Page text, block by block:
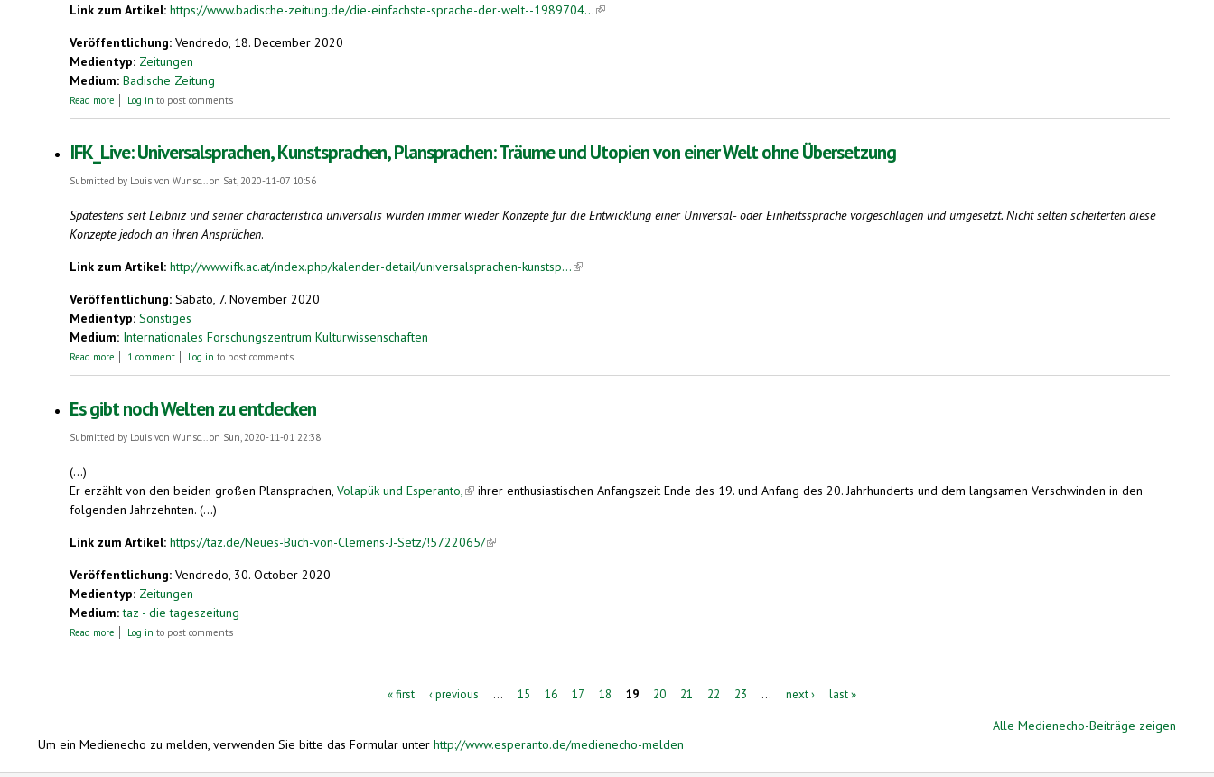
Link zum Artikel: https://www.badische-zeitung.de/die-einfachste-sprache-der-welt--1989704...(link is external)
Veröffentlichung: Vendredo, 18. December 2020
Medientyp: Zeitungen
Medium: Badische Zeitung
Read more about Die einfachste Sprache der Welt
Log in to post comments
IFK_Live: Universalsprachen, Kunstsprachen, Plansprachen: Träume und Utopien von einer Welt ohne Übersetzung
Submitted by Louis von Wunsc... on Sat, 2020-11-07 10:56
Spätestens seit Leibniz und seiner characteristica universalis wurden immer wieder Konzepte für die Entwicklung einer Universal- oder Einheitssprache vorgeschlagen und umgesetzt. Nicht selten scheiterten diese
Konzepte jedoch an ihren Ansprüchen.
Link zum Artikel: http://www.ifk.ac.at/index.php/kalender-detail/universalsprachen-kunstsp...(link is external)
Veröffentlichung: Sabato, 7. November 2020
Medientyp: Sonstiges
Medium: Internationales Forschungszentrum Kulturwissenschaften
Read more about IFK_Live: Universalsprachen, Kunstsprachen, Plansprachen: Träume und Utopien von einer Welt ohne Übersetzung
1 comment Log in to post comments
Es gibt noch Welten zu entdecken
Submitted by Louis von Wunsc... on Sun, 2020-11-01 22:38
(...)
Er erzählt von den beiden großen Plansprachen, Volapük und Esperanto, (link is external)
ihrer enthusiastischen Anfangszeit Ende des 19. und Anfang des 20. Jahrhunderts und dem langsamen Verschwinden in den
folgenden Jahrzehnten. (...)
Link zum Artikel: https://taz.de/Neues-Buch-von-Clemens-J-Setz/!5722065/(link is external)
Veröffentlichung: Vendredo, 30. October 2020
Medientyp: Zeitungen
Medium:taz - die tageszeitung
Read more about Es gibt noch Welten zu entdecken
Log in to post comments
« first ‹ previous … 15 16 17 18 19 20 21 22 23 … next › last »
Alle Medienecho-Beiträge zeigen
Um ein Medienecho zu melden, verwenden Sie bitte das Formular unter http://www.esperanto.de/medienecho-melden